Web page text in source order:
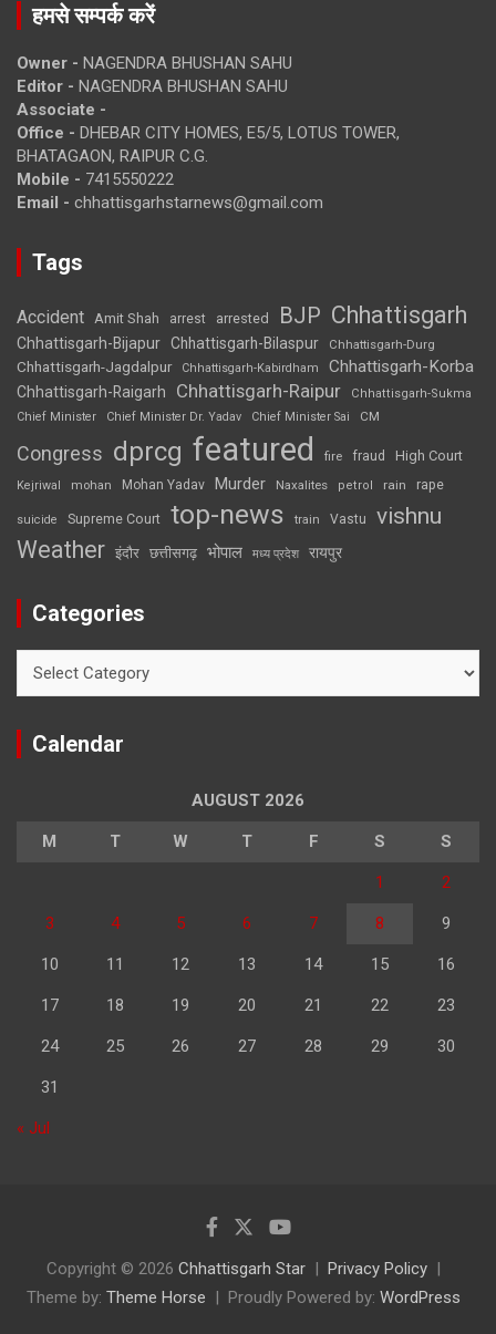
हमसे सम्पर्क करें
Owner - NAGENDRA BHUSHAN SAHU
Editor - NAGENDRA BHUSHAN SAHU
Associate -
Office - DHEBAR CITY HOMES, E5/5, LOTUS TOWER,
BHATAGAON, RAIPUR C.G.
Mobile - 7415550222
Email - chhattisgarhstarnews@gmail.com
Tags
Accident Amit Shah arrest arrested BJP Chhattisgarh
Chhattisgarh-Bijapur Chhattisgarh-Bilaspur Chhattisgarh-Durg
Chhattisgarh-Jagdalpur Chhattisgarh-Kabirdham Chhattisgarh-Korba
Chhattisgarh-Raigarh Chhattisgarh-Raipur
Chhattisgarh-Sukma
Chief Minister
Chief Minister Dr. Yadav Chief Minister Sai CM
Congress dprcg featured fire fraud High Court
Kejriwal mohan Mohan Yadav Murder Naxalites petrol rain rape
suicide Supreme Court top-news train Vastu vishnu
Weather इंदौर छत्तीसगढ़ भोपाल मध्य प्रदेश रायपुर
Categories
Calendar
AUGUST 2026
M T W T F S S
1 2
3 4 5 6 7 8 9
10 11 12 13 14 15 16
17 18 19 20 21 22 23
24 25 26 27 28 29 30
31
« Jul
Copyright © 2026 Chhattisgarh Star
Privacy Policy
Theme by: Theme Horse Proudly Powered by: WordPress